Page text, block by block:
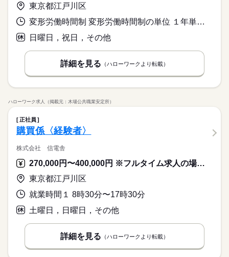
働き方・環境
大手企業
社会保険制度 服装自由 バイク自転車
活かせるスキル
休日・休暇 土曜 日曜 祝日
他会社カレンダーによる
＊月稼働20日/年間休日120日
＊年次有給休暇
活かせるスキル Word
9：00～17：30（日勤） ＊実働7.5時間/休憩60分 ≪待遇・福利
制服指定なし ■冷暖房完備 ■ロッカー完備 ■同棟に休憩室あり
（電子レンジ・自動販売機完備） ■駐輪場あり（自転車、バイク
通勤OK）
休日・休暇
＊月稼働20日/年間休日120日
東京都江戸川区
変形労働時間制 変形労働時間制の単位 １年単位 就業時間１ 9時00分〜18時00分
日曜日，祝日，その他
詳細を見る （ハローワークより転載）
ハローワーク求人（掲載元：木場公共職業安定所）
正社員
購買係〈経験者〉
株式会社 信電舎
270,000円〜400,000円 ※フルタイム求人の場合は月額（換算額）、パート求人の場合は時間額を表示しています。
東京都江戸川区
就業時間１ 8時30分〜17時30分
土曜日，日曜日，その他
詳細を見る （ハローワークより転載）